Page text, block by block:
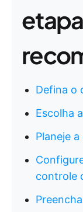
Defina o
Escolha
Planeje
controle